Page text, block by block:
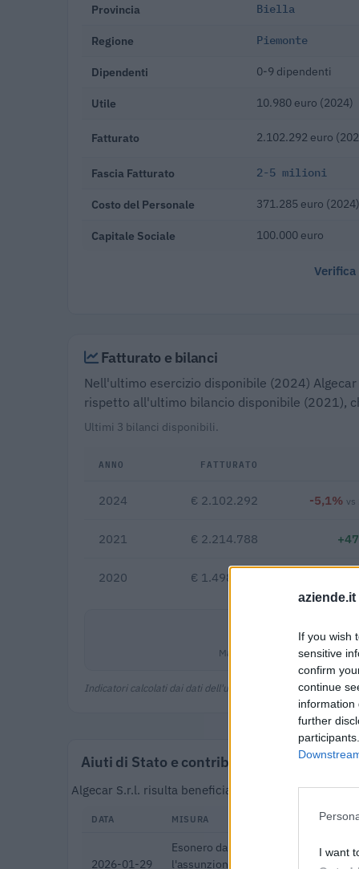
aziende.it
If you wish
sensitive
confirm
continue
information
further
I want
Provincia Biella
Regione Piemonte
Dipendenti 0-9 dipendenti
Utile 10.980 euro (2024)
Fatturato 2.102.292 euro
Fascia Fatturato 2-5 milioni
Costo del Personale 371.285 euro (2024)
Capitale Sociale 100.000 euro
Fatturato e bilanci
Nell'ultimo esercizio disponibile (2024)
rispetto all'ultimo bilancio disponibile (2021),
Ultimi 3 bilanci disponibili.
ANNO FATTURATO
2024 € 2.102.292 -5,1% vs
2021 € 2.214.788
2020 € 1.498.778
Margine netto
Indicatori calcolati dai dati dell'ultimo bilancio disponibile.
Aiuti di Stato e contributi pubblici
Algecar S.r.l. risulta beneficiaria di 11 aiuti o
DATA MISURA
2026-01-29
Esonero dal versamento dei
l'assunzione di giovani lavoratori (